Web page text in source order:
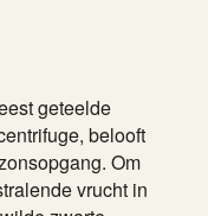
geteelde
belooft
Om
vrucht in